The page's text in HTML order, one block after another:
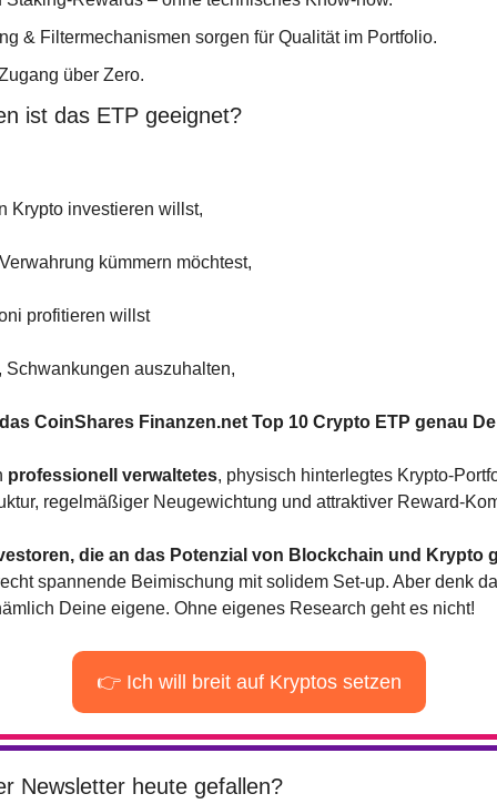
& Filtermechanismen sorgen für Qualität im Portfolio.
über Zero.
ist das ETP geeignet?
Krypto investieren willst,
kümmern möchtest,
profitieren willst
auszuhalten,
CoinShares Finanzen.net Top 10 Crypto ETP genau
professionell verwaltetes, physisch hinterlegtes Krypto-
regelmäßiger Neugewichtung und attraktiver Reward-
die an das Potenzial von Blockchain und Krypto
spannende Beimischung mit solidem Set-up. Aber denk
Deine eigene. Ohne eigenes Research geht es nicht!
👉 Ich will breit auf Kryptos setzen
Newsletter heute gefallen?